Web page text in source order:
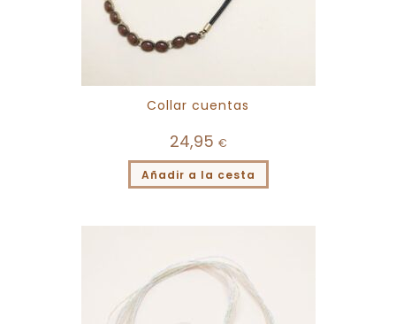
Collar cuentas
24,95 €
Añadir a la cesta